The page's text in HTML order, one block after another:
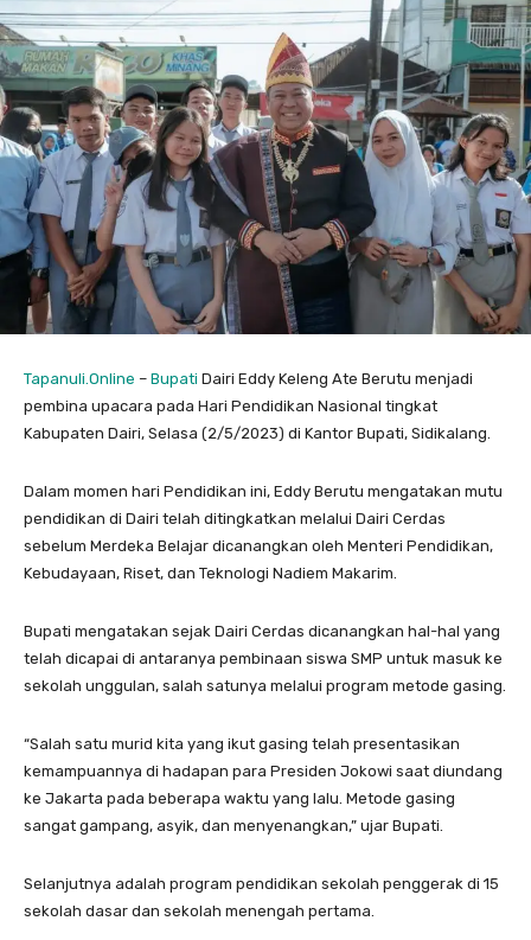
Tapanuli.Online – Bupati Dairi Eddy Keleng Ate Berutu menjadi
pembina upacara pada Hari Pendidikan Nasional tingkat
Kabupaten Dairi, Selasa (2/5/2023) di Kantor Bupati, Sidikalang.
Dalam momen hari Pendidikan ini, Eddy Berutu mengatakan mutu
pendidikan di Dairi telah ditingkatkan melalui Dairi Cerdas
sebelum Merdeka Belajar dicanangkan oleh Menteri Pendidikan,
Kebudayaan, Riset, dan Teknologi Nadiem Makarim.
Bupati mengatakan sejak Dairi Cerdas dicanangkan hal-hal yang
telah dicapai di antaranya pembinaan siswa SMP untuk masuk ke
sekolah unggulan, salah satunya melalui program metode gasing.
“Salah satu murid kita yang ikut gasing telah presentasikan
kemampuannya di hadapan para Presiden Jokowi saat diundang
ke Jakarta pada beberapa waktu yang lalu. Metode gasing
sangat gampang, asyik, dan menyenangkan,” ujar Bupati.
Selanjutnya adalah program pendidikan sekolah penggerak di 15
sekolah dasar dan sekolah menengah pertama.